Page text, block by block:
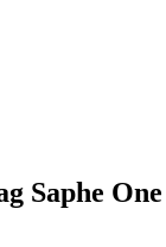
Saphe